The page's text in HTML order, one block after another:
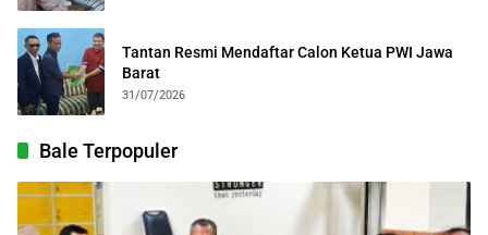
Tantan Resmi Mendaftar Calon Ketua PWI Jawa
Barat
31/07/2026
Bale Terpopuler